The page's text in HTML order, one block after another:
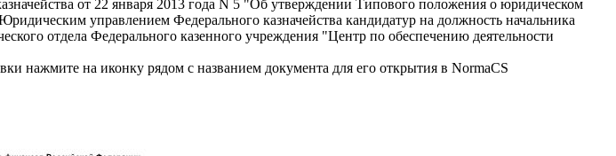
от 22 января 2013 года N 5 "Об утверждении Типового положения о юридическом
управлением Федерального казначейства кандидатур на должность начальника
отдела Федерального казенного учреждения "Центр по обеспечению деятельности
нажмите на иконку рядом с названием документа для его открытия в NormaCS